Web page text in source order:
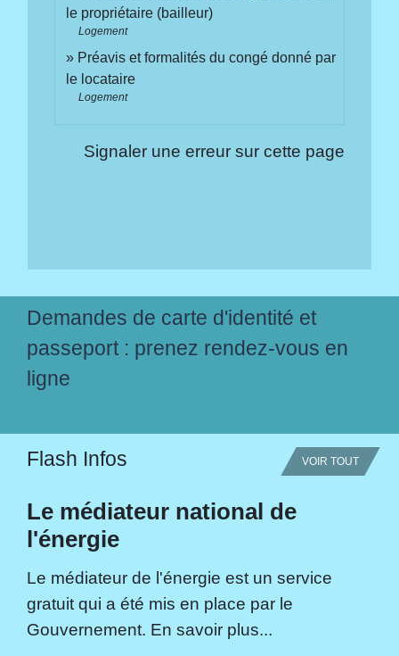
le propriétaire (bailleur)
Logement
Préavis et formalités du congé donné par
le locataire
Logement
Signaler une erreur sur cette page
Demandes de carte d'identité et
passeport : prenez rendez-vous en
ligne
Flash Infos VOIR TOUT
Le médiateur national de
l'énergie
Le médiateur de l'énergie est un service
gratuit qui a été mis en place par le
Gouvernement. En savoir plus...